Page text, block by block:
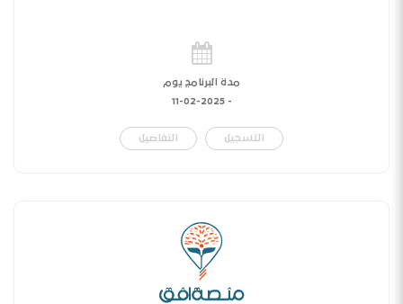
مدة البرنامج يوم
-
11-02-2025
التسجيل التفاصيل